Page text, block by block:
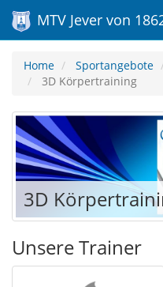
MTV Jever von
Home Sportangebote
3D Körpertraining
3D
Unsere Trainer